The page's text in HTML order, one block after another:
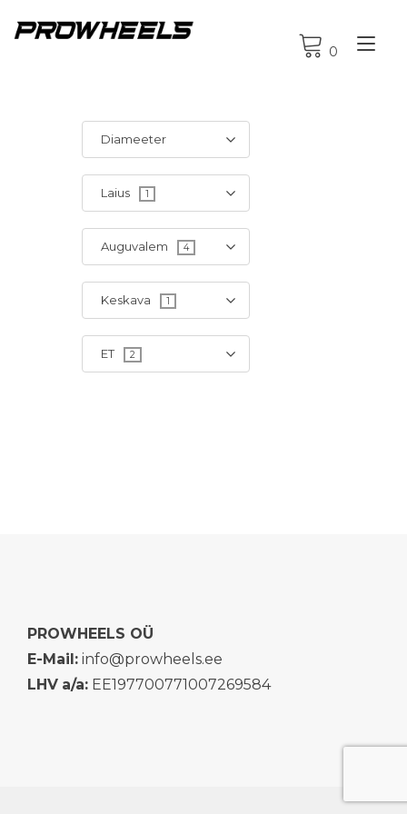
0
Diameeter
Laius 1
Auguvalem 4
Keskava 1
ET 2
PROWHEELS OÜ
E-Mail: info@prowheels.ee
LHV a/a: EE197700771007269584